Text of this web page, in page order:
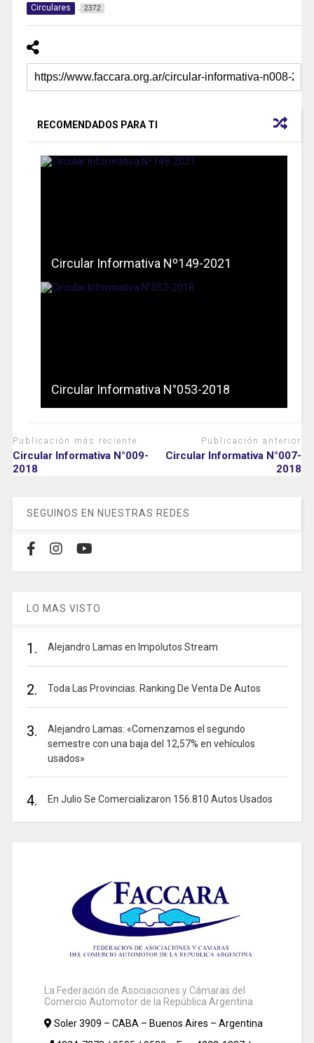
Circulares 2372
RECOMENDADOS PARA TI
Circular Informativa Nº149-2021
Circular Informativa N°053-2018
Publicación más reciente
Circular Informativa N°009-
2018
Publicación anterior
Circular Informativa N°007-
2018
SEGUINOS EN NUESTRAS REDES
LO MAS VISTO
1. Alejandro Lamas en Impolutos Stream
2. Toda Las Provincias. Ranking De Venta De Autos
3.
Alejandro Lamas: «Comenzamos el segundo
semestre con una baja del 12,57% en vehículos
usados»
4. En Julio Se Comercializaron 156.810 Autos Usados
La Federación de Asociaciones y Cámaras del
Comercio Automotor de la República Argentina
Soler 3909 – CABA – Buenos Aires – Argentina